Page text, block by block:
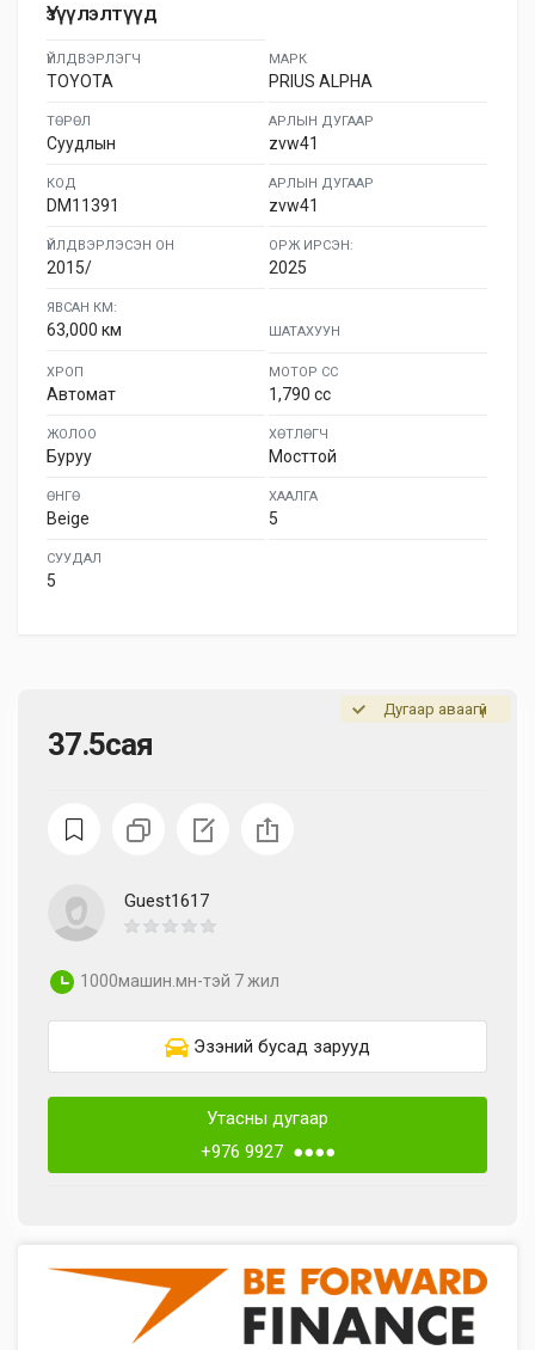
37.5сая
Дугаар аваагүй
Guest1617
1000машин.мн-тэй 7 жил
Эзэний бусад зарууд
Утасны дугаар
+976 9927 ●●●●
Үзүүлэлтүүд
ҮЙЛДВЭРЛЭГЧ
TOYOTA
МАРК
PRIUS ALPHA
ТӨРӨЛ
Суудлын
АРЛЫН ДУГААР
zvw41
КОД
DM11391
АРЛЫН ДУГААР
zvw41
ҮЙЛДВЭРЛЭСЭН ОН
2015/
ОРЖ ИРСЭН:
2025
ЯВСАН КМ:
63,000 км ШАТАХУУН
ХРОП
Автомат
МОТОР СС
1,790 cc
ЖОЛОО
Буруу
ХӨТЛӨГЧ
Мосттой
ӨНГӨ
Beige
ХААЛГА
5
СУУДАЛ
5